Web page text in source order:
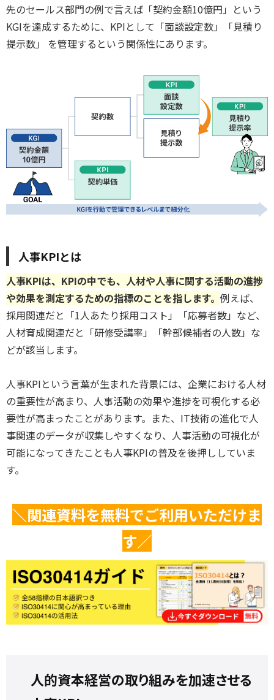
先のセールス部門の例で言えば「契約金額10億円」という
KGIを達成するために、KPIとして「面談設定数」「見積り
提示数」
を管理するという関係性にあります。
人事KPIとは
人事KPIは、KPIの中でも、人材や人事に関する活動の進捗
や効果を測定するための指標のことを指します。 例えば、
採用関連だと「1人あたり採用コスト」「応募者数」など、
人材育成関連だと「研修受講率」「幹部候補者の人数」な
どが該当します。
人事KPIという言葉が生まれた背景には、企業における人材
の重要性が高まり、人事活動の効果や進捗を可視化する必
要性が高まったことがあります。また、IT技術の進化で人
事関連のデータが収集しやすくなり、人事活動の可視化が
可能になってきたことも人事KPIの普及を後押ししていま
す。
＼関連資料を無料でご利用いただけま
す／
人的資本経営の取り組みを加速させる